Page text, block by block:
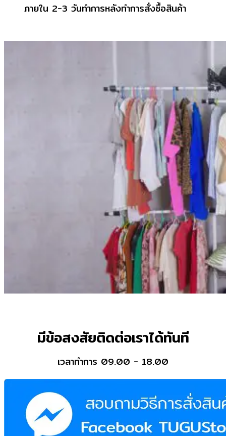
ภายใน 2-3 วันทำการหลังทำการสั่งซื้อสินค้า
มีข้อสงสัยติดต่อเราได้ทันที
เวลาทำการ 09.00 - 18.00